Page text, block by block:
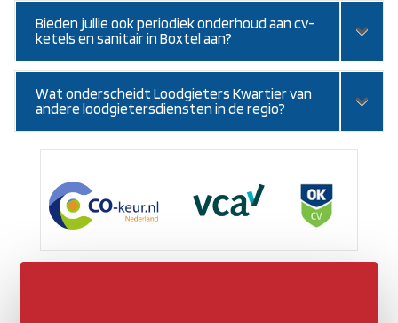
Bieden jullie ook periodiek onderhoud aan cv-
ketels en sanitair in Boxtel aan?
Wat onderscheidt Loodgieters Kwartier van
andere loodgietersdiensten in de regio?